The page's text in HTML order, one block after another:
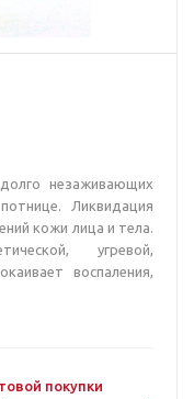
незаживающих
Ликвидация
кожи лица и тела.
угревой,
воспаления,
покупки